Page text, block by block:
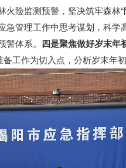
火险监测预警，坚决筑牢森林
管理工作中思考谋划，科
体系。
四是聚焦做好岁末年
工作为切入点，分析岁末年